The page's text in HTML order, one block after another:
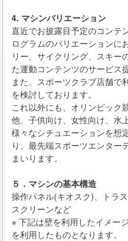
4. マシンバリエーション
直近でお披露目予定のコンテ
ログラムのバリエーションに
リー、サイクリング、スキー
た運動コンテンツのサービス
また、スポーツクラブ店舗で
を検討しております。
これ以外にも、オリンピック
他、子供向け、女性向け、水
様々なシチュエーションを想
り、最先端スポーツエンター
まいります。
５．マシンの基本構造
操作パネル(キオスク)、トラ
スクリーンなど
※ 下記は壁を利用したイメー
を利用したものとなります。